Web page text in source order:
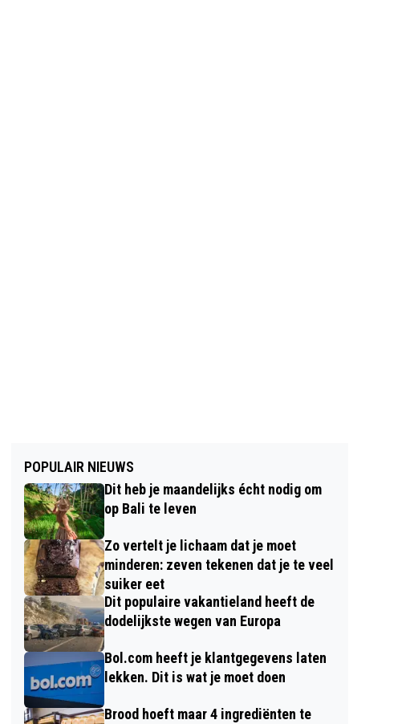
POPULAIR NIEUWS
Dit heb je maandelijks écht nodig om
op Bali te leven
Zo vertelt je lichaam dat je moet
minderen: zeven tekenen dat je te veel
suiker eet
Dit populaire vakantieland heeft de
dodelijkste wegen van Europa
Bol.com heeft je klantgegevens laten
lekken. Dit is wat je moet doen
Brood hoeft maar 4 ingrediënten te